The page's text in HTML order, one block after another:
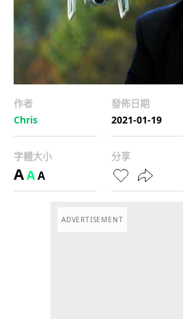
作者
Chris
發佈日期
2021-01-19
字體大小
AAA
分享
ADVERTISEMENT